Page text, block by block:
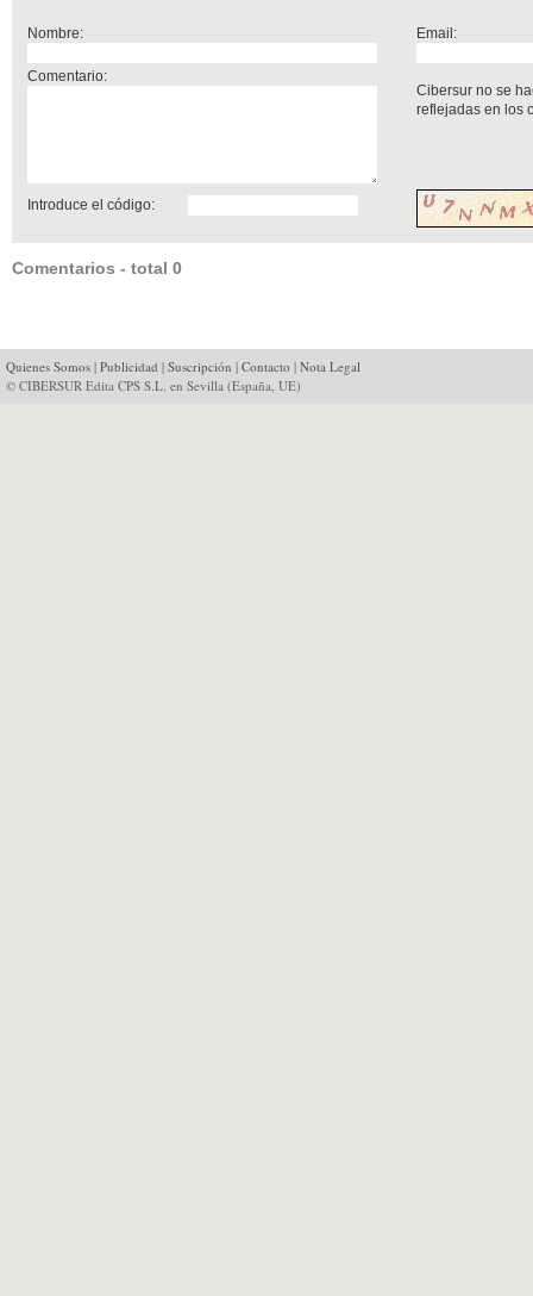
Nombre: Email:
Comentario:
Cibersur no se
reflejadas en los
Introduce el código:
Comentarios - total 0
Quienes Somos | Publicidad | Suscripción | Contacto | Nota Legal
© CIBERSUR Edita CPS S.L. en Sevilla (España, UE)